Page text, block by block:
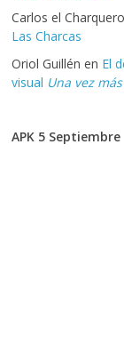
Carlos el Charquero
Las Charcas
Oriol Guillén en El
visual Una vez más
APK 5 Septiembre